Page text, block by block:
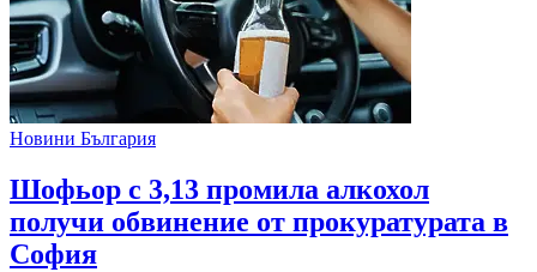
Новини България
Шофьор с 3,13 промила алкохол
получи обвинение от прокуратурата в
София